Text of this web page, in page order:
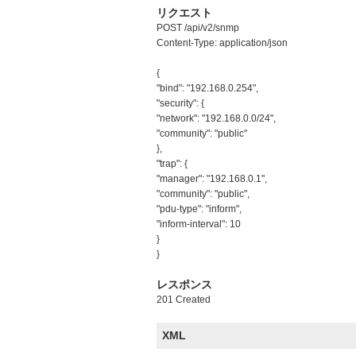
リクエスト
POST /api/v2/snmp
Content-Type: application/json
{
"bind": "192.168.0.254",
"security": {
"network": "192.168.0.0/24",
"community": "public"
},
"trap": {
"manager": "192.168.0.1",
"community": "public",
"pdu-type": "inform",
"inform-interval": 10
}
}
レスポンス
201 Created
XML